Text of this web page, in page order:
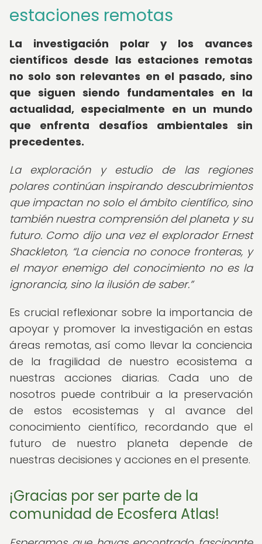
estaciones remotas
La investigación polar y los avances
científicos desde las estaciones remotas
no solo son relevantes en el pasado, sino
que siguen siendo fundamentales en la
actualidad, especialmente en un mundo
que enfrenta desafíos ambientales sin
precedentes.
La exploración y estudio de las regiones
polares continúan inspirando descubrimientos
que impactan no solo el ámbito científico, sino
también nuestra comprensión del planeta y su
futuro. Como dijo una vez el explorador Ernest
Shackleton, La ciencia no conoce fronteras, y
el mayor enemigo del conocimiento no es la
ignorancia, sino la ilusión de saber.
Es crucial reflexionar sobre la importancia de
apoyar y promover la investigación en estas
áreas remotas, así como llevar la conciencia
de la fragilidad de nuestro ecosistema a
nuestras acciones diarias. Cada uno de
nosotros puede contribuir a la preservación
de estos ecosistemas y al avance del
conocimiento científico, recordando que el
futuro de nuestro planeta depende de
nuestras decisiones y acciones en el presente.
¡Gracias por ser parte de la
comunidad de Ecosfera Atlas!